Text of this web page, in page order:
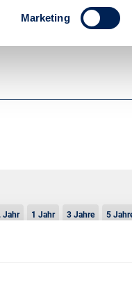
Marketing